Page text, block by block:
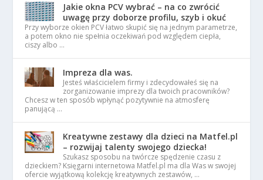
Jakie okna PCV wybrać – na co zwrócić
uwagę przy doborze profilu, szyb i okuć
Przy wyborze okien PCV łatwo skupić się na jednym parametrze,
a potem okno nie spełnia oczekiwań pod względem ciepła,
ciszy albo …
Impreza dla was.
Jesteś właścicielem firmy i zdecydowałeś się na
zorganizowanie imprezy dla twoich pracowników?
Chcesz w ten sposób wpłynąć pozytywnie na atmosferę
panującą …
Kreatywne zestawy dla dzieci na Matfel.pl
– rozwijaj talenty swojego dziecka!
Szukasz sposobu na twórcze spędzenie czasu z
dzieckiem? Księgarni internetowa Matfel.pl ma dla Was w swojej
ofercie wyjątkową kolekcję kreatywnych zestawów, …